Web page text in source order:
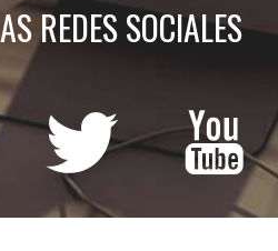
REDES SOCIALES